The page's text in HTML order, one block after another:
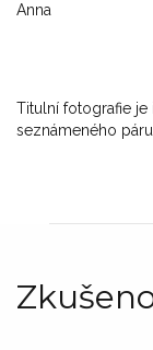
Anna
Titulní fotografie
seznámeného